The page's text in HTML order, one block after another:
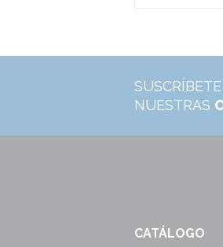
NUESTRAS
CATÁLOGO